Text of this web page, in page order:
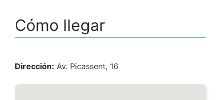
Cómo llegar
Dirección: Av. Picassent, 16